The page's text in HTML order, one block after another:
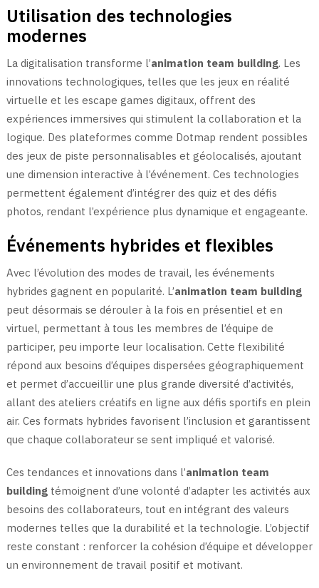
Utilisation des technologies
modernes
La digitalisation transforme l’animation team building. Les
innovations technologiques, telles que les jeux en réalité
virtuelle et les escape games digitaux, offrent des
expériences immersives qui stimulent la collaboration et la
logique. Des plateformes comme Dotmap rendent possibles
des jeux de piste personnalisables et géolocalisés, ajoutant
une dimension interactive à l’événement. Ces technologies
permettent également d’intégrer des quiz et des défis
photos, rendant l’expérience plus dynamique et engageante.
Événements hybrides et flexibles
Avec l’évolution des modes de travail, les événements
hybrides gagnent en popularité. L’animation team building
peut désormais se dérouler à la fois en présentiel et en
virtuel, permettant à tous les membres de l’équipe de
participer, peu importe leur localisation. Cette flexibilité
répond aux besoins d’équipes dispersées géographiquement
et permet d’accueillir une plus grande diversité d’activités,
allant des ateliers créatifs en ligne aux défis sportifs en plein
air. Ces formats hybrides favorisent l’inclusion et garantissent
que chaque collaborateur se sent impliqué et valorisé.
Ces tendances et innovations dans l’animation team
buildingtémoignent d’une volonté d’adapter les activités aux
besoins des collaborateurs, tout en intégrant des valeurs
modernes telles que la durabilité et la technologie. L’objectif
reste constant : renforcer la cohésion d’équipe et développer
un environnement de travail positif et motivant.